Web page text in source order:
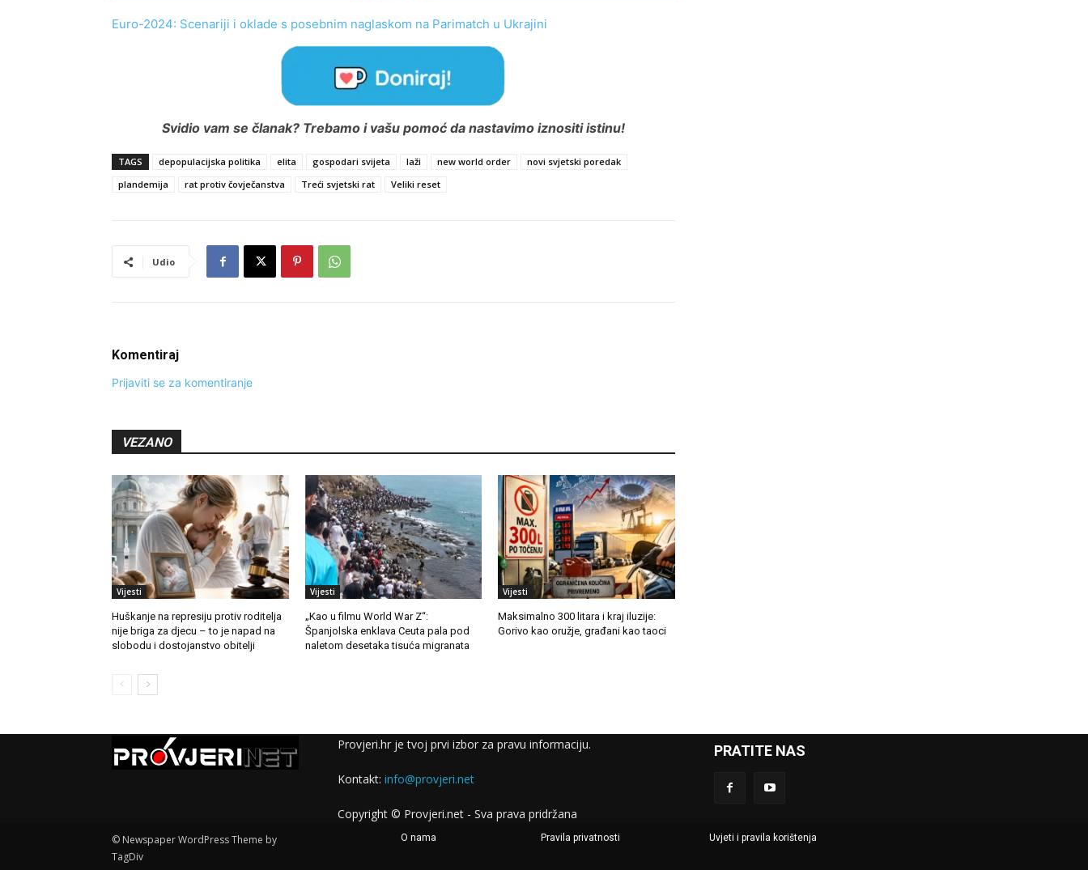
Euro-2024: Scenariji i oklade s posebnim naglaskom na Parimatch u Ukrajini
Svidio vam se članak? Trebamo i vašu pomoć da nastavimo iznositi istinu!
TAGS depopulacijska politika elita gospodari svijeta laži new world order
novi svjetski poredak
plandemija
rat protiv čovječanstva Treći svjetski rat Veliki reset
Udio
Komentiraj
Prijaviti se za komentiranje
VEZANO
Vijesti
Huškanje na represiju protiv roditelja
nije briga za djecu – to je napad na
slobodu i dostojanstvo obitelji
Vijesti
„Kao u filmu World War Z“:
Španjolska enklava Ceuta pala pod
naletom desetaka tisuća migranata
Vijesti
Maksimalno 300 litara i kraj iluzije:
Gorivo kao oružje, građani kao taoci
Provjeri.hr je tvoj prvi izbor za pravu informaciju.
Kontakt: info@provjeri.net
Copyright © Provjeri.net - Sva prava pridržana
PRATITE NAS
© Newspaper WordPress Theme by
TagDiv
O nama Pravila privatnosti Uvjeti i pravila korištenja